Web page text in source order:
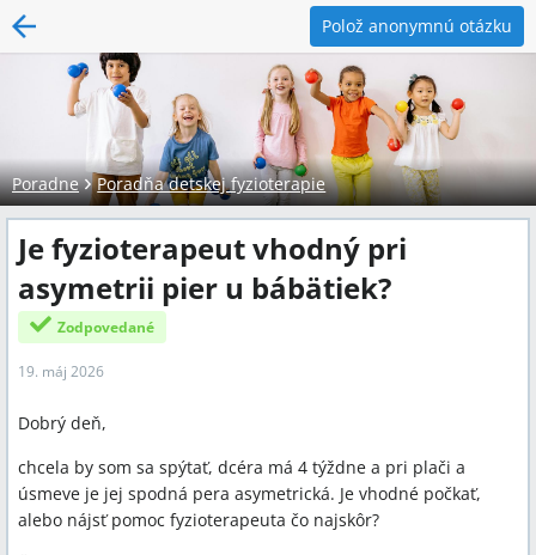
Polož anonymnú otázku
Poradne Poradňa detskej fyzioterapie
Je fyzioterapeut vhodný pri
asymetrii pier u bábätiek?
Zodpovedané
19. máj 2026
Dobrý deň,
chcela by som sa spýtať, dcéra má 4 týždne a pri plači a
úsmeve je jej spodná pera asymetrická. Je vhodné počkať,
alebo nájsť pomoc fyzioterapeuta čo najskôr?